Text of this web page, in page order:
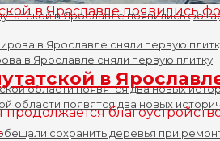
в Ярославле появились
в Ярославле сняли первую плитку
области появятся два новых
в
продолжается